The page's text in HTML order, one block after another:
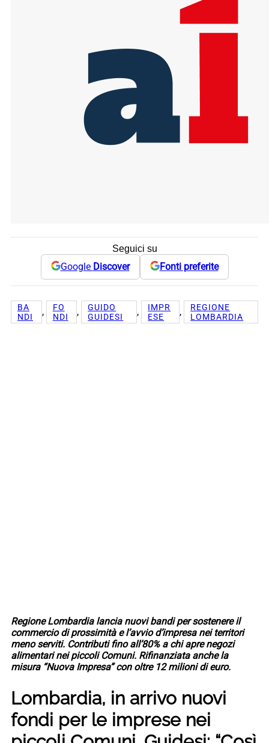
Seguici su
Google Discover Fonti preferite
BA
NDI
,
FO
NDI
,
GUIDO
GUIDESI
,
IMPR
ESE
,
REGIONE
LOMBARDIA
Regione Lombardia lancia nuovi bandi per sostenere il
commercio di prossimità e l’avvio d’impresa nei territori
meno serviti. Contributi fino all’80% a chi apre negozi
alimentari nei piccoli Comuni. Rifinanziata anche la
misura “Nuova Impresa” con oltre 12 milioni di euro.
Lombardia, in arrivo nuovi
fondi per le imprese nei